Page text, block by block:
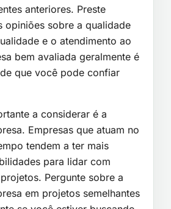
anteriores. Preste
opiniões sobre a qualidade
e o atendimento ao
bem avaliada geralmente é
que você pode confiar
a considerar é a
Empresas que atuam no
tendem a ter mais
para lidar com
Pergunte sobre a
em projetos semelhantes